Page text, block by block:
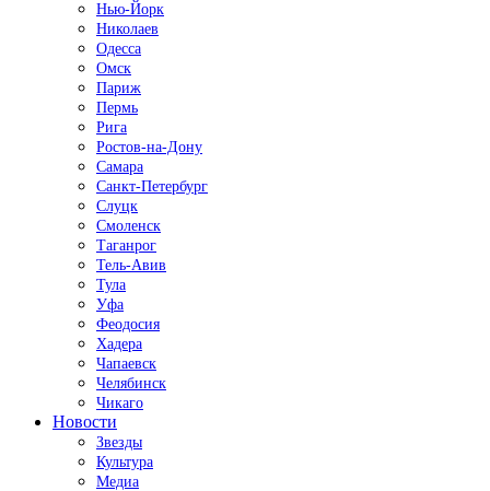
Нью-Йорк
Николаев
Одесса
Омск
Париж
Пермь
Рига
Ростов-на-Дону
Самара
Санкт-Петербург
Слуцк
Смоленск
Таганрог
Тель-Авив
Тула
Уфа
Феодосия
Хадера
Чапаевск
Челябинск
Чикаго
Новости
Звезды
Культура
Медиа